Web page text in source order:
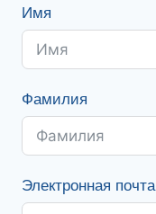
Имя
Фамилия
Электронная почта